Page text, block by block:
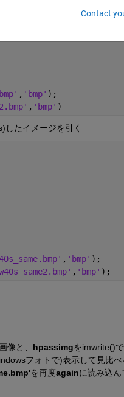
, 'bmp' );
, 'bmp' )
たイメージを引く
, 'bmp' );
, 'bmp' );
像と、 hpassimgをimwrite()
フォトで)表示して見比
を再度againに読み込
Contact